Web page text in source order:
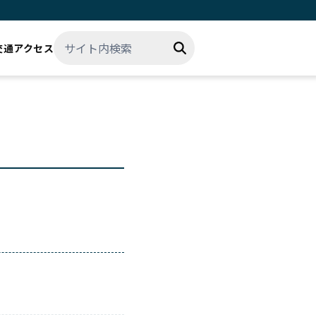
通アクセス